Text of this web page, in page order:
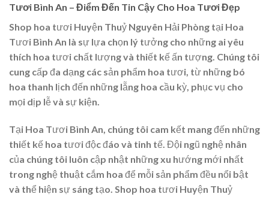
Tươi Bình An – Điểm Đến Tin Cậy Cho Hoa Tươi Đẹp
Shop hoa tươi Huyện Thuỷ Nguyên Hải Phòng tại Hoa
Tươi Bình An là sự lựa chọn lý tưởng cho những ai yêu
thích hoa tươi chất lượng và thiết kế ấn tượng. Chúng tôi
cung cấp đa dạng các sản phẩm hoa tươi, từ những bó
hoa thanh lịch đến những lẵng hoa cầu kỳ, phục vụ cho
mọi dịp lễ và sự kiện.
Tại Hoa Tươi Bình An, chúng tôi cam kết mang đến những
thiết kế hoa tươi độc đáo và tinh tế. Đội ngũ nghệ nhân
của chúng tôi luôn cập nhật những xu hướng mới nhất
trong nghệ thuật cắm hoa để mỗi sản phẩm đều nổi bật
và thể hiện sự sáng tạo. Shop hoa tươi Huyện Thuỷ